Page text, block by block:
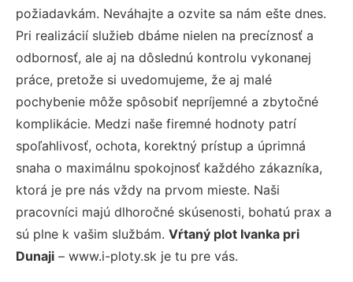
požiadavkám. Neváhajte a ozvite sa nám ešte dnes.
Pri realizácií služieb dbáme nielen na precíznosť a
odbornosť, ale aj na dôslednú kontrolu vykonanej
práce, pretože si uvedomujeme, že aj malé
pochybenie môže spôsobiť nepríjemné a zbytočné
komplikácie. Medzi naše firemné hodnoty patrí
spoľahlivosť, ochota, korektný prístup a úprimná
snaha o maximálnu spokojnosť každého zákazníka,
ktorá je pre nás vždy na prvom mieste. Naši
pracovníci majú dlhoročné skúsenosti, bohatú prax a
sú plne k vašim službám. Vŕtaný plot Ivanka pri
Dunaji – www.i-ploty.sk je tu pre vás.